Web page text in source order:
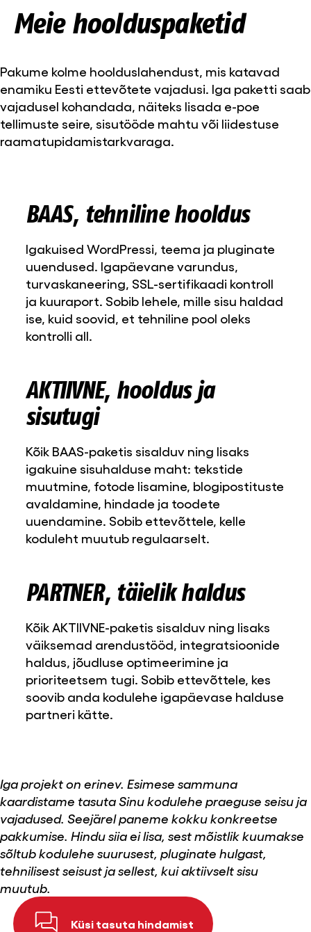
Meie hoolduspaketid
Pakume kolme hoolduslahendust, mis katavad
enamiku Eesti ettevõtete vajadusi. Iga paketti saab
vajadusel kohandada, näiteks lisada e-poe
tellimuste seire, sisutööde mahtu või liidestuse
raamatupidamistarkvaraga.
BAAS, tehniline hooldus
Igakuised WordPressi, teema ja pluginate
uuendused. Igapäevane varundus,
turvaskaneering, SSL-sertifikaadi kontroll
ja kuuraport. Sobib lehele, mille sisu haldad
ise, kuid soovid, et tehniline pool oleks
kontrolli all.
AKTIIVNE, hooldus ja
sisutugi
Kõik BAAS-paketis sisalduv ning lisaks
igakuine sisuhalduse maht: tekstide
muutmine, fotode lisamine, blogipostituste
avaldamine, hindade ja toodete
uuendamine. Sobib ettevõttele, kelle
koduleht muutub regulaarselt.
PARTNER, täielik haldus
Kõik AKTIIVNE-paketis sisalduv ning lisaks
väiksemad arendustööd, integratsioonide
haldus, jõudluse optimeerimine ja
prioriteetsem tugi. Sobib ettevõttele, kes
soovib anda kodulehe igapäevase halduse
partneri kätte.
Iga projekt on erinev. Esimese sammuna
kaardistame tasuta Sinu kodulehe praeguse seisu ja
vajadused. Seejärel paneme kokku konkreetse
pakkumise. Hindu siia ei lisa, sest mõistlik kuumakse
sõltub kodulehe suurusest, pluginate hulgast,
tehnilisest seisust ja sellest, kui aktiivselt sisu
muutub.
Küsi tasuta hindamist